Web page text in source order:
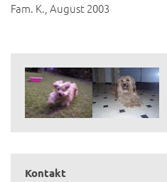
Fam. K., August 2003
Kontakt